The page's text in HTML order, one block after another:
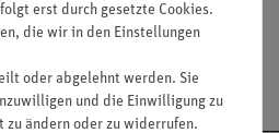
ab 300,- €
erst durch gesetzte Cookies.
die wir in den Einstellungen
oder abgelehnt werden. Sie
und die Einwilligung zu
ändern oder zu widerrufen.